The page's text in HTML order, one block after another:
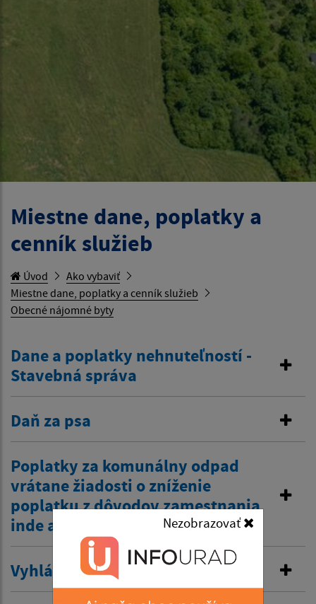
Nezobrazovať
Miestne dane, poplatky a
cenník služieb
Úvod
Ako vybaviť
Miestne dane, poplatky a cenník služieb
Obecné nájomné byty
Dane a poplatky nehnuteľností -
Stavebná správa
Daň za psa
Poplatky za komunálny odpad
vrátane žiadosti o zníženie
poplatku z dôvodov zamestnania
inde a tiež zťp atď.
Vyhlásenie v miestnom rozhlase